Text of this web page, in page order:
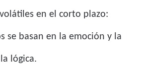
en el corto plazo:
se basan en la emoción y la
lógica.